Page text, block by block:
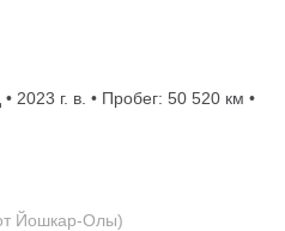
2023 г. в. • Пробег: 50 520 км •
Йошкар-Олы)